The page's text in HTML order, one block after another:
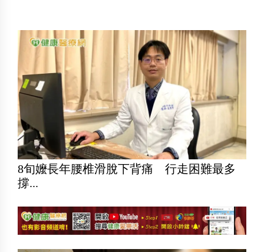
8旬嬤長年腰椎滑脫下背痛 行走困難最多
撐...